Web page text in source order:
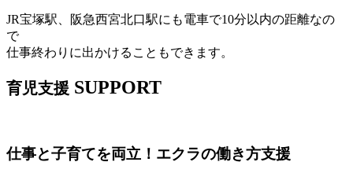
JR宝塚駅、阪急西宮北口駅にも電車で10分以内の距離なの
で
仕事終わりに出かけることもできます。
育児支援 SUPPORT
仕事と子育てを両立！エクラの働き方支援